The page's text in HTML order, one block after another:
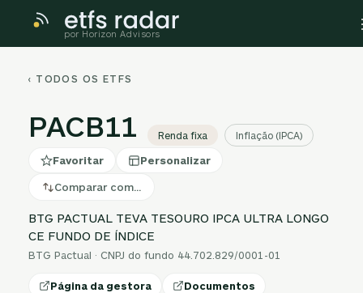
por Horizon Advisors
‹ TODOS OS ETFS
PACB11 Renda fixa Inflação (IPCA)
Favoritar Personalizar
Comparar com…
BTG PACTUAL TEVA TESOURO IPCA ULTRA LONGO
CE FUNDO DE ÍNDICE
BTG Pactual · CNPJ do fundo 44.702.829/0001-01
Página da gestora Documentos